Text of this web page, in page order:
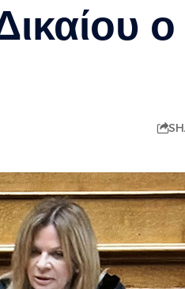
ο